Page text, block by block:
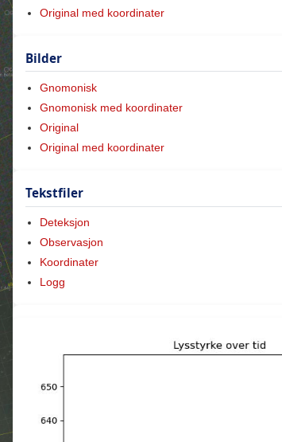
Original med koordinater
Bilder
Gnomonisk
Gnomonisk med koordinater
Original
Original med koordinater
Tekstfiler
Deteksjon
Observasjon
Koordinater
Logg